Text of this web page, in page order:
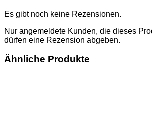
Es gibt noch keine Rezensionen.
Nur angemeldete Kunden, die dieses
dürfen eine Rezension abgeben.
Ähnliche Produkte